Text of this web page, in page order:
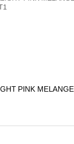
PINK MELANGE